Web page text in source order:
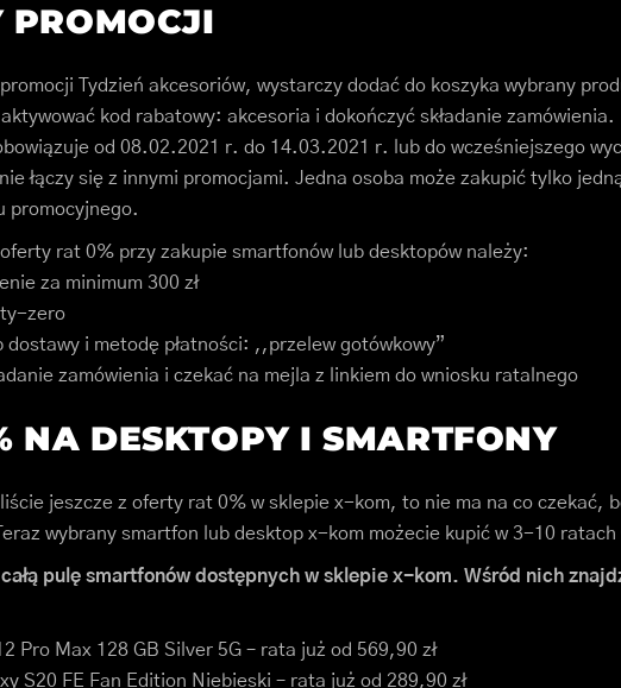
PROMOCJI
Tydzień akcesoriów, wystarczy dodać do koszyka wybrany
kod rabatowy: akcesoria i dokończyć składanie zamówienia.
od 08.02.2021 r. do 14.03.2021 r. lub do wcześniejszego
łączy się z innymi promocjami. Jedna osoba może zakupić tylko
promocyjnego.
rat 0% przy zakupie smartfonów lub desktopów należy:
za minimum 300 zł
zero
dostawy i metodę płatności: ,,przelew gotówkowy”
zamówienia i czekać na mejla z linkiem do wniosku ratalnego
NA DESKTOPY I SMARTFONY
jeszcze z oferty rat 0% w sklepie x-kom, to nie ma na co czekać,
wybrany smartfon lub desktop x-kom możecie kupić w 3-10 ratach
pulę smartfonów dostępnych w sklepie x-kom. Wśród nich
Pro Max 128 GB Silver 5G – rata już od 569,90 zł
S20 FE Fan Edition Niebieski – rata już od 289,90 zł